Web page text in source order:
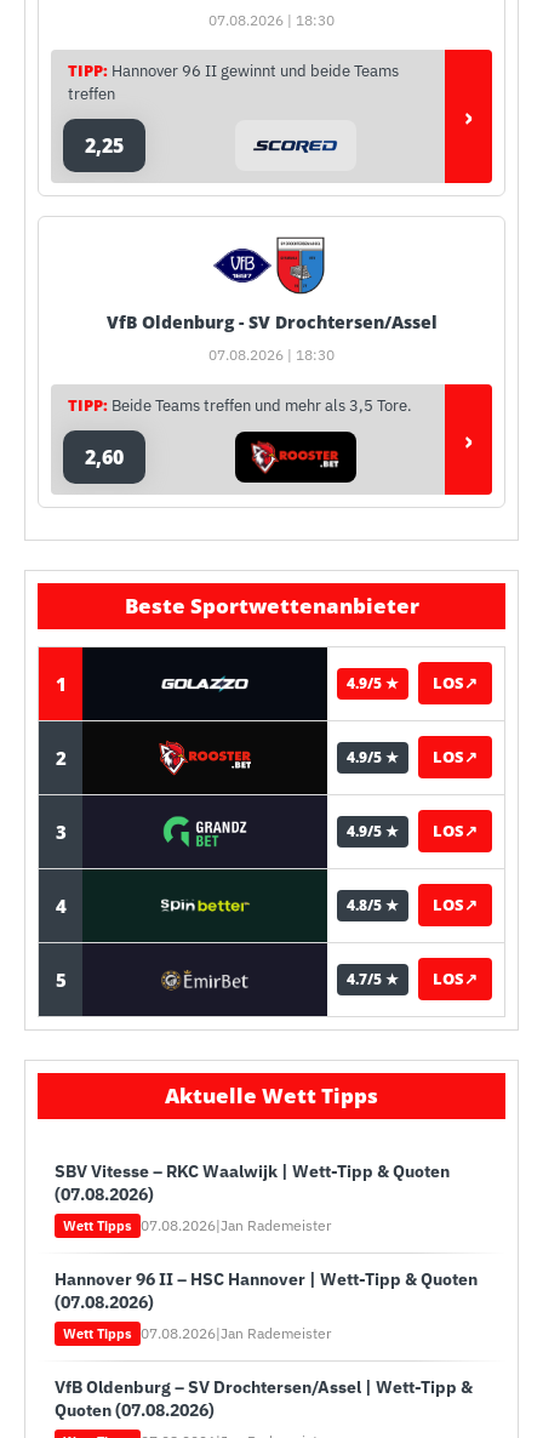
07.08.2026 | 18:30
TIPP: Hannover 96 II gewinnt und beide Teams
treffen
2,25
›
VfB Oldenburg - SV Drochtersen/Assel
07.08.2026 | 18:30
TIPP: Beide Teams treffen und mehr als 3,5 Tore.
2,60 ›
Beste Sportwettenanbieter
1 4.9/5 ★ LOS↗
2 4.9/5 ★ LOS↗
3 4.9/5 ★ LOS↗
4 4.8/5 ★ LOS↗
5 4.7/5 ★ LOS↗
Aktuelle Wett Tipps
SBV Vitesse – RKC Waalwijk | Wett-Tipp & Quoten
(07.08.2026)
Wett Tipps 07.08.2026|Jan Rademeister
Hannover 96 II – HSC Hannover | Wett-Tipp & Quoten
(07.08.2026)
Wett Tipps 07.08.2026|Jan Rademeister
VfB Oldenburg – SV Drochtersen/Assel | Wett-Tipp &
Quoten (07.08.2026)